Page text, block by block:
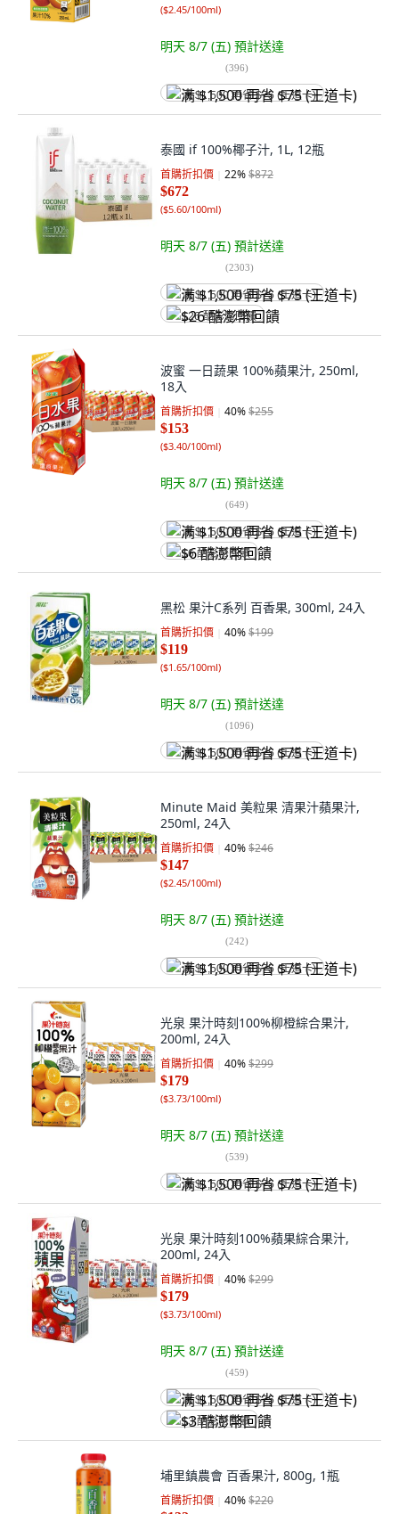
($2.45/100ml)
明天 8/7 (五) 預計送達
(396)
满 $1,500 再省 $75 (王道卡)
泰國 if 100%椰子汁, 1L, 12瓶
首購折扣價 22%$872
$672
($5.60/100ml)
明天 8/7 (五) 預計送達
(2303)
满 $1,500 再省 $75 (王道卡)
$26 酷澎幣回饋
波蜜 一日蔬果 100%蘋果汁, 250ml,
18入
首購折扣價 40%$255
$153
($3.40/100ml)
明天 8/7 (五) 預計送達
(649)
满 $1,500 再省 $75 (王道卡)
$6 酷澎幣回饋
黑松 果汁C系列 百香果, 300ml, 24入
首購折扣價 40%$199
$119
($1.65/100ml)
明天 8/7 (五) 預計送達
(1096)
满 $1,500 再省 $75 (王道卡)
Minute Maid 美粒果 清果汁蘋果汁,
250ml, 24入
首購折扣價 40%$246
$147
($2.45/100ml)
明天 8/7 (五) 預計送達
(242)
满 $1,500 再省 $75 (王道卡)
光泉 果汁時刻100%柳橙綜合果汁,
200ml, 24入
首購折扣價 40%$299
$179
($3.73/100ml)
明天 8/7 (五) 預計送達
(539)
满 $1,500 再省 $75 (王道卡)
光泉 果汁時刻100%蘋果綜合果汁,
200ml, 24入
首購折扣價 40%$299
$179
($3.73/100ml)
明天 8/7 (五) 預計送達
(459)
满 $1,500 再省 $75 (王道卡)
$3 酷澎幣回饋
埔里鎮農會 百香果汁, 800g, 1瓶
首購折扣價 40%$220